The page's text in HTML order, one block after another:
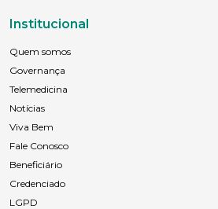
Institucional
Quem somos
Governança
Telemedicina
Notícias
Viva Bem
Fale Conosco
Beneficiário
Credenciado
LGPD